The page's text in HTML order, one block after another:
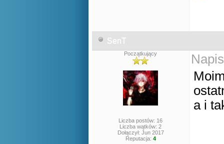
SenT
Początkujący
Liczba postów: 16
Liczba wątków: 2
Dołączył: Jun 2017
Reputacja: 4
a i